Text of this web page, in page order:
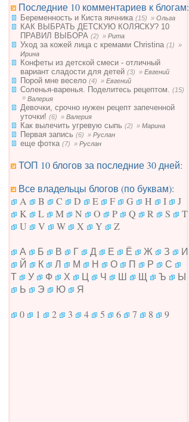
Последние 10 комментариев к блогам:
Беременность и Киста яичника (15) » Ольга
КАК ВЫБРАТЬ ДЕТСКУЮ КОЛЯСКУ? 10
ПРАВИЛ ВЫБОРА (2) » Рита
Уход за кожей лица с кремами Christina (1) »
Ирина
Конфеты из детской смеси - отличный
вариант сладости для детей (3) » Евгений
Порой мне весело (4) » Евгений
Соленья-варенья. Поделитесь рецептом. (15)
» Валерия
Девочки, срочно нужен рецепт запеченной
уточки! (6) » Валерия
Как вылечить угревую сыпь (2) » Марина
Первая запись (6) » Руслан
еще фотка (7) » Руслан
ТОП 10 блогов за последние 30 дней:
Все владельцы блогов (по буквам):
A
B C D E F G H I
J
K
L M N O P Q R S
T
U
V W X Y
Z
А
Б В Г Д Е Ё Ж З
И
Й
К Л М Н О П Р
С
Т
У Ф Х Ц Ч Ш Щ Ъ
Ы
Ь
Э Ю
Я
0
1 2 3 4 5 6 7 8 9